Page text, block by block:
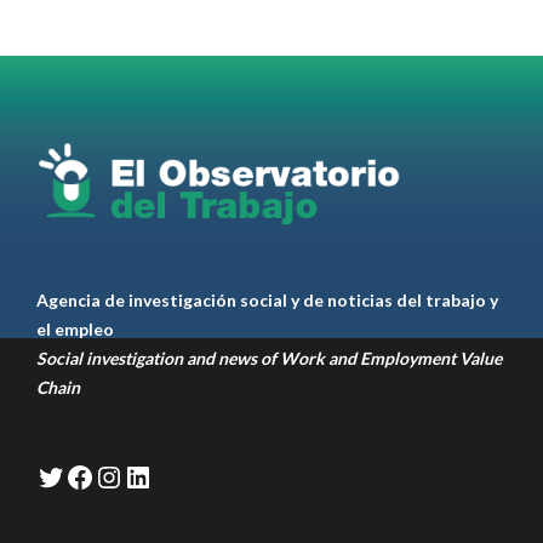
RT@casdcamioneros
1 1 Twitter
Agencia de investigación social y de noticias del trabajo y
el empleo
Social investigation and news of Work and Employment Value
Chain
Twitter
Facebook
Instagram
LinkedIn